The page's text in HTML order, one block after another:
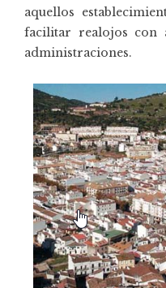
aquellos
facilitar realojos con
administraciones.